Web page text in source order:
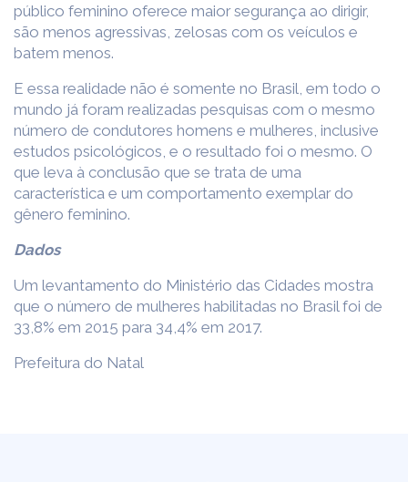
público feminino oferece maior segurança ao dirigir,
são menos agressivas, zelosas com os veículos e
batem menos.
E essa realidade não é somente no Brasil, em todo o
mundo já foram realizadas pesquisas com o mesmo
número de condutores homens e mulheres, inclusive
estudos psicológicos, e o resultado foi o mesmo. O
que leva à conclusão que se trata de uma
característica e um comportamento exemplar do
gênero feminino.
Dados
Um levantamento do Ministério das Cidades mostra
que o número de mulheres habilitadas no Brasil foi de
33,8% em 2015 para 34,4% em 2017.
Prefeitura do Natal